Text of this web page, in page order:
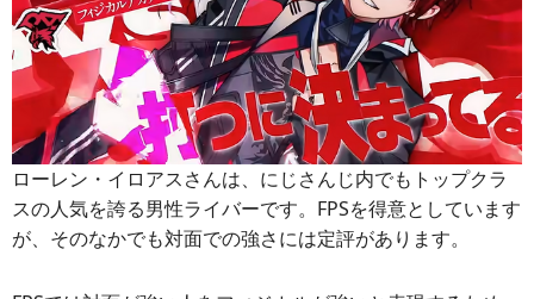
ローレン・イロアスさんは、にじさんじ内でもトップクラ
スの人気を誇る男性ライバーです。FPSを得意としています
が、そのなかでも対面での強さには定評があります。